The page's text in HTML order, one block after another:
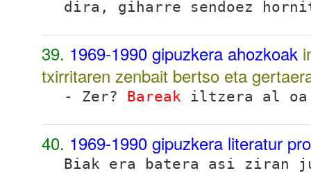
dira, giharre sendoez
39. 1969-1990 gipuzkera ahozkoak
txirritaren zenbait bertso eta
- Zer? Bareak iltzera al
40. 1969-1990 gipuzkera literatur
Biak era batera asi ziran